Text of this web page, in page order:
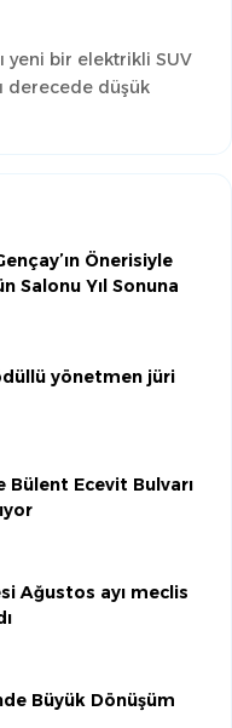
yeni bir elektrikli SUV
derecede düşük
Önerisiyle
Salonu Yıl Sonuna
yönetmen jüri
Bülent Ecevit Bulvarı
Ağustos ayı meclis
Büyük Dönüşüm